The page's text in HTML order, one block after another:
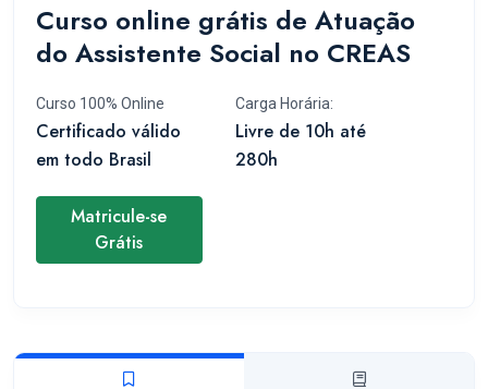
Curso online grátis de Atuação
do Assistente Social no CREAS
Curso 100% Online
Certificado válido
em todo Brasil
Carga Horária:
Livre de 10h até
280h
Matricule-se
Grátis